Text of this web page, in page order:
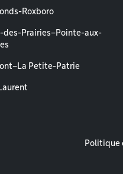
Roxboro
des-Prairies–Pointe-aux-
Petite-Patrie
Politique